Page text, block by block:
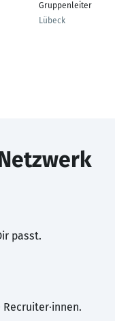
Gruppenleiter
Lübeck
passt.